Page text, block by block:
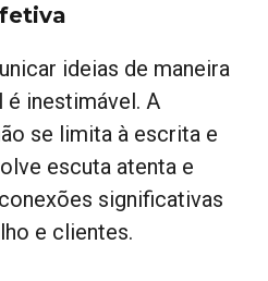
ideias de maneira
inestimável. A
se limita à escrita e
escuta atenta e
significativas
e clientes.